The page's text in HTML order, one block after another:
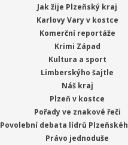
Jak žije Plzeňský kraj
Karlovy Vary v kostce
Komerční reportáže
Krimi Západ
Kultura a sport
Limberskýho šajtle
Náš kraj
Plzeň v kostce
Pořady ve znakové řeči
Povolební debata lídrů
Právo jednoduše